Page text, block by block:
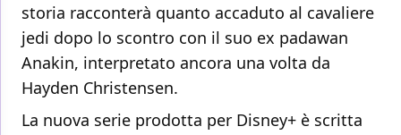
storia racconterà quanto accaduto al cavaliere
jedi dopo lo scontro con il suo ex padawan
Anakin, interpretato ancora una volta da
Hayden Christensen.
La nuova serie prodotta per Disney+ è scritta